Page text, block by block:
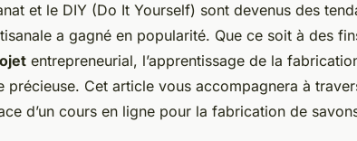
et le DIY (Do It Yourself) sont devenus des
a gagné en popularité. Que ce soit à des
entrepreneurial, l’apprentissage de la
précieuse. Cet article vous accompagnera à
d’un cours en ligne pour la fabrication de